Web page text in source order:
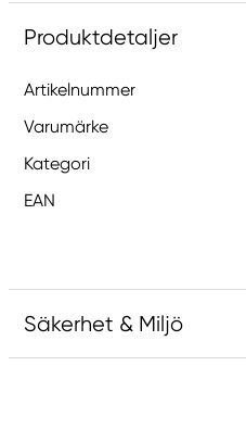
Produktdetaljer
Artikelnummer
Varumärke
Kategori
EAN
Säkerhet & Miljö